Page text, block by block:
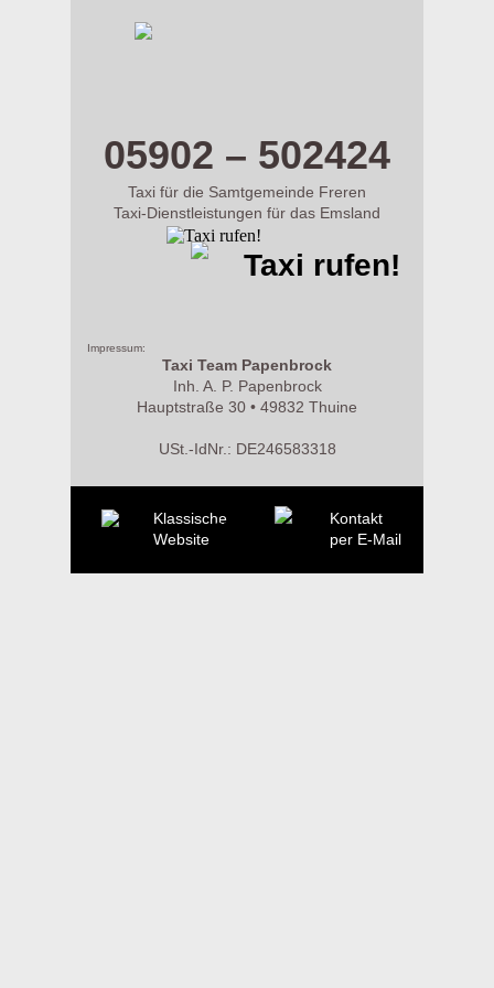
Impressum:
Taxi Team Papenbrock
Inh. A. P. Papenbrock
Hauptstraße 30 • 49832 Thuine
USt.-IdNr.: DE246583318
05902 – 502424
Taxi für die Samtgemeinde Freren
Taxi-Dienstleistungen für das Emsland
Taxi rufen!
Klassische
Website
Kontakt
per E-Mail